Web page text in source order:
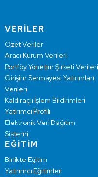
VERİLER
Özet Veriler
Aracı Kurum Verileri
Portföy Yönetim Şirketi Verileri
Girişim Sermayesi Yatırımları
Verileri
Kaldıraçlı İşlem Bildirimleri
Yatırımcı Profili
Elektronik Veri Dağıtım
Sistemi
EĞİTİM
Birlikte Eğitim
Yatırımcı Eğitimleri